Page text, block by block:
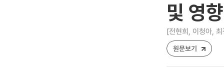
및 영
[전현희, 이청아,
원문보기